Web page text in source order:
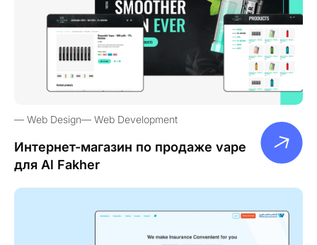
Web Design Web Development
Интернет-магазин по продаже vape
для Al Fakher